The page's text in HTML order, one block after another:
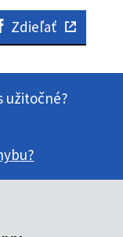
Zdieľať
užitočné?